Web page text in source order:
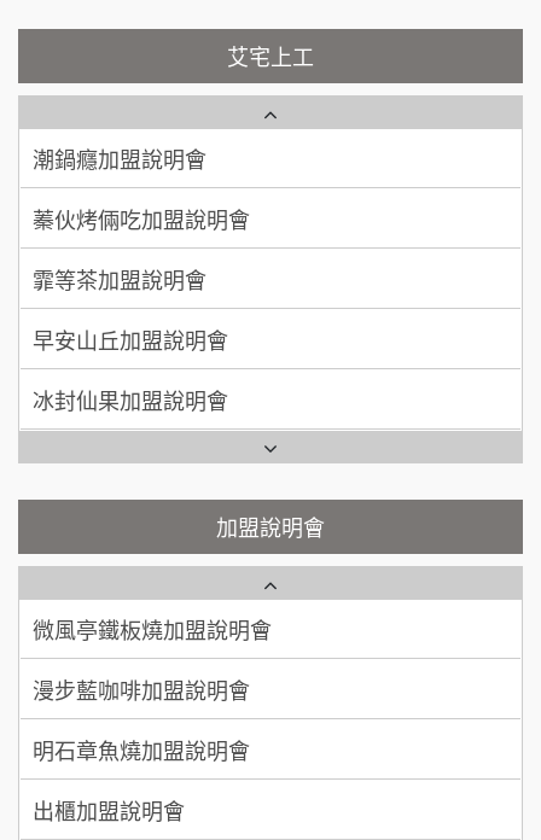
加盟預算 100萬~200萬
周 先生/小姐 台北
加盟預算 100萬 ~150萬
徐 先生/小姐 新北市
加盟預算
何 先生/小姐
加盟預算
呂 先生/小姐
加盟預算 200萬~400萬
顏 先生/小姐 台北市
廖 先生/小姐 高雄市
加盟預算
艾宅上工
NU PASTA義大利麵加盟說明會
潮鍋癮加盟說明會
蓁伙烤倆吃加盟說明會
霏等茶加盟說明會
早安山丘加盟說明會
冰封仙果加盟說明會
Ramble Café 漫步藍咖啡加盟說明會
微風亭鐵板燒加盟說明會
【曉妍美妝】誠徵行政櫃檯
自助洗衣店誠徵代洗收送人員(台中市)
MUSHEN徵SPA美容芳療師
日十。早午食加盟說明會
拾鑶火鍋加盟說明會
加盟說明會
藍象廷泰式火鍋加盟說明會
日十。早午食加盟說明會
上宇林加盟說明會
莫尼早餐Morni加盟說明會
手作功夫茶加盟說明會
SHARE TEA歇腳亭加盟說明會
潮味決-湯滷專門店加盟說明會
鮮茶道加盟說明會
微風亭鐵板燒加盟說明會
漫步藍咖啡加盟說明會
明石章魚燒加盟說明會
出櫃加盟說明會
千香漢堡加盟說明會